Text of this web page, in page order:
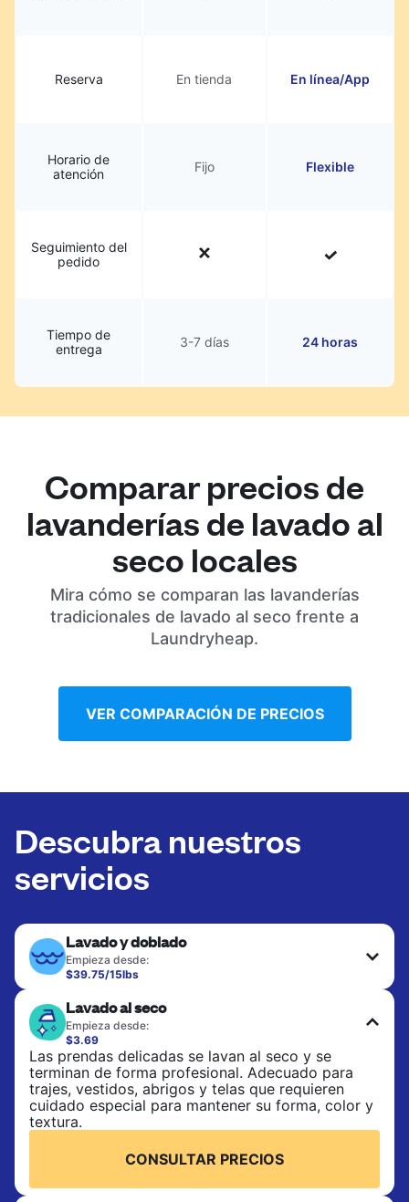
Reserva En tienda En línea/App
Horario de
atención
Fijo Flexible
Seguimiento del
pedido
Tiempo de
entrega
3-7 días 24 horas
Comparar precios de
lavanderías de lavado al
seco locales
Mira cómo se comparan las lavanderías
tradicionales de lavado al seco frente a
Laundryheap.
VER COMPARACIÓN DE PRECIOS
Descubra nuestros
servicios
Lavado y doblado
Empieza desde:
$39.75/15lbs
Las prendas se lavan a 90°F y se secan en
secadora, con 130°F disponible a solicitud. No
incluye planchado. Elige lavado mixto o lavado
separado.
CONSULTAR PRECIOS
Lavado al seco
Empieza desde:
$3.69
Las prendas delicadas se lavan al seco y se
terminan de forma profesional. Adecuado para
trajes, vestidos, abrigos y telas que requieren
cuidado especial para mantener su forma, color y
textura.
CONSULTAR PRECIOS